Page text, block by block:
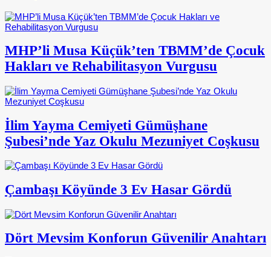
MHP’li Musa Küçük’ten TBMM’de Çocuk
Hakları ve Rehabilitasyon Vurgusu
İlim Yayma Cemiyeti Gümüşhane
Şubesi’nde Yaz Okulu Mezuniyet Coşkusu
Çambaşı Köyünde 3 Ev Hasar Gördü
Dört Mevsim Konforun Güvenilir Anahtarı